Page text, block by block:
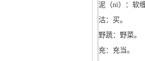
泥（nì）：软
沽：买。
野蔬：野菜。
充：充当。